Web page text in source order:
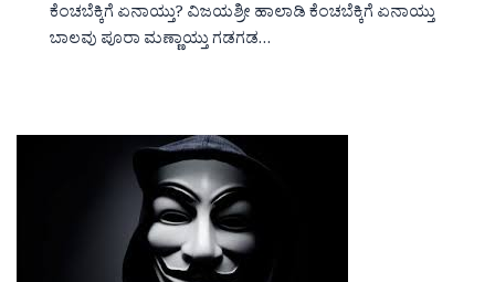
ಕೆಂಚಬೆಕ್ಕಿಗೆ ಏನಾಯ್ತು? ವಿಜಯಶ್ರೀ ಹಾಲಾಡಿ ಕೆಂಚಬೆಕ್ಕಿಗೆ ಏನಾಯ್ತು
ಬಾಲವು ಪೂರಾ ಮಣ್ಣಾಯ್ತು ಗಡಗಡ…